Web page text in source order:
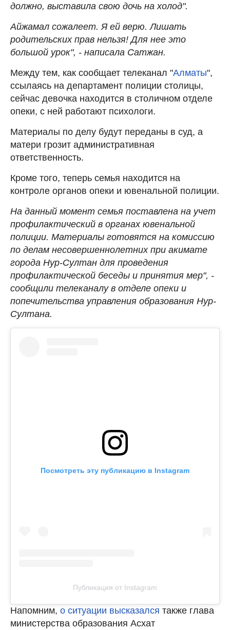
должно, выставила свою дочь на холод".
Айжамал сожалеет. Я ей верю. Лишать
родительских прав нельзя! Для нее это
большой урок", - написала Сатжан.
Между тем, как сообщает телеканал "Алматы",
ссылаясь на департамент полиции столицы,
сейчас девочка находится в столичном отделе
опеки, с ней работают психологи.
Материалы по делу будут переданы в суд, а
матери грозит административная
ответственность.
Кроме того, теперь семья находится на
контроле органов опеки и ювенальной полиции.
На данный момент семья поставлена на учет
профилактический в органах ювенальной
полиции. Материалы готовятся на комиссию
по делам несовершеннолетних при акимате
города Нур-Султан для проведения
профилактической беседы и принятия мер", -
сообщили телеканалу в отделе опеки и
попечительства управления образования Нур-
Султана.
Посмотреть эту публикацию в Instagram
Публикация от Instagram
Напомним, о ситуации высказался также глава
министерства образования Асхат